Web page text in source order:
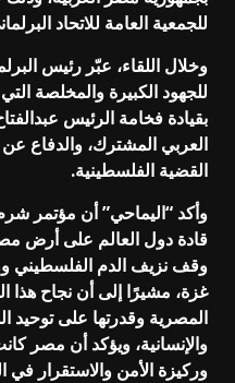
للجمعية العامة للاتحاد
وخلال اللقاء، عبّر رئيس
للجهود الكبيرة والمخلصة
بقيادة فخامة الرئيس
العربي المشترك، والدفاع عن
القضية الفلسطينية.
وأكد “اليماحي” أن مؤتمر
قادة دول العالم على أرض
وقف نزيف الدم الفلسطيني
غزة، مشيرًا إلى أن نجاح هذا
المصرية وقدرتها على توحيد
والإنسانية، ويؤكد أن مصر
وركيزة الأمن والاستقرار في